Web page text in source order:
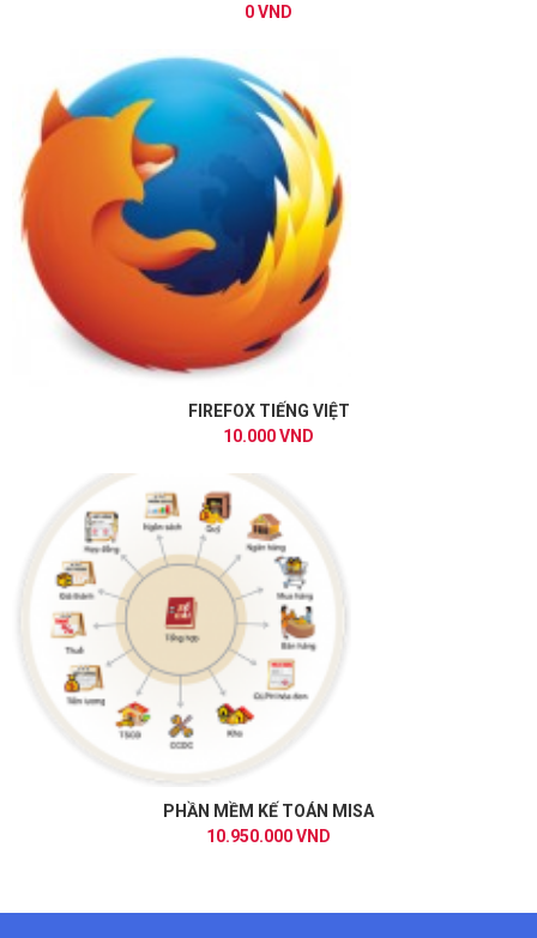
0 VND
FIREFOX TIẾNG VIỆT
10.000 VND
PHẦN MỀM KẾ TOÁN MISA
10.950.000 VND